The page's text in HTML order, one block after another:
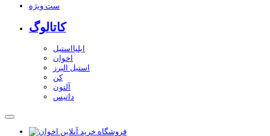
ست ویژه
کاتالوگ
ایلیااستیل
اخوان
استیل البرز
کن
آلتون
داتیس